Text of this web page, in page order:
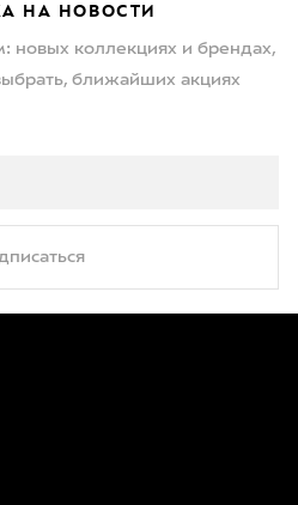
НА НОВОСТИ
новых коллекциях и брендах,
ближайших акциях